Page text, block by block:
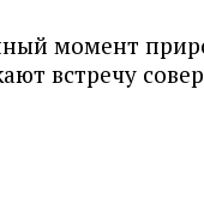
момент
встречу